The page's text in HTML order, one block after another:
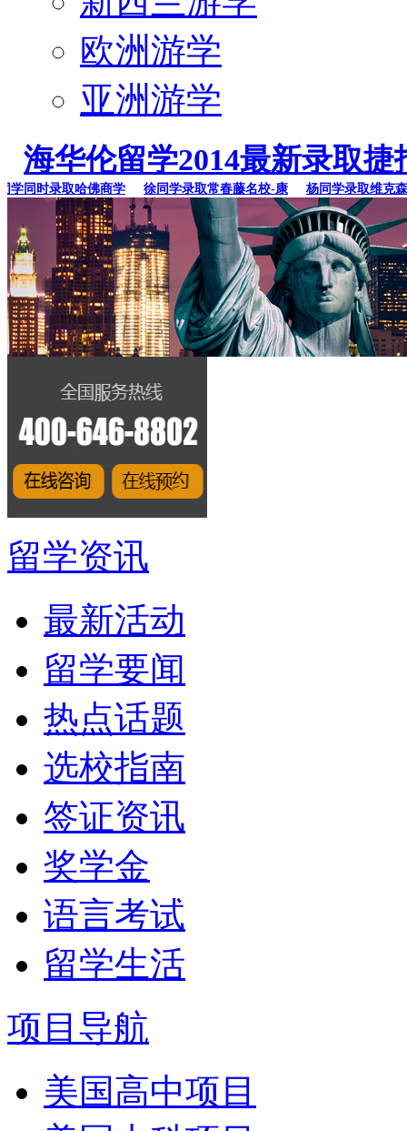
欧洲游学
亚洲游学
海华伦留学2014最新录取捷
时录取哈佛商学 徐同学录取常春藤名校-康 杨同学录取维克森林
留学资讯
最新活动
留学要闻
热点话题
选校指南
签证资讯
奖学金
语言考试
留学生活
项目导航
美国高中项目